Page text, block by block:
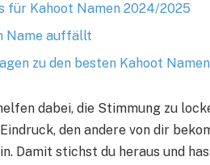
für Kahoot Namen 2024/2025
Name auffällt
zu den besten Kahoot Namen
dabei, die Stimmung zu
den andere von dir
Damit stichst du heraus und